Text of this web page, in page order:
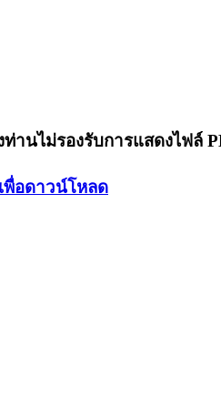
านไม่รองรับการแสดงไฟล์
พื่อดาวน์โหลด